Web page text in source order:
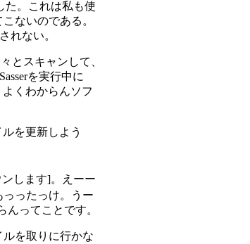
た。これは私も使
ないのである。
れない。
とスキャンして、
を実行中に
よくわからんソフ
を更新しよう
します]。えーー
っったっけ。うー
ってことです。
ルを取りに行かな